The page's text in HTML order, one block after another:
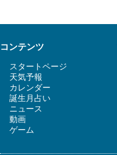
コンテンツ
スタートページ
天気予報
カレンダー
誕生月占い
ニュース
動画
ゲーム